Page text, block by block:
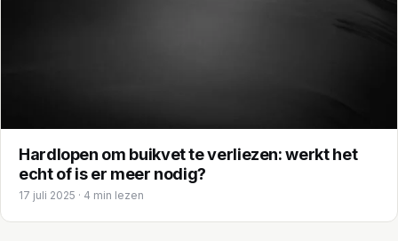
Hardlopen om buikvet te verliezen: werkt het
echt of is er meer nodig?
17 juli 2025 · 4 min lezen